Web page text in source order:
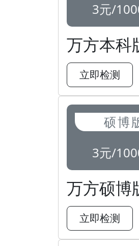
3元/
万方本科
立即检测
硕博
3元/
万方硕博
立即检测